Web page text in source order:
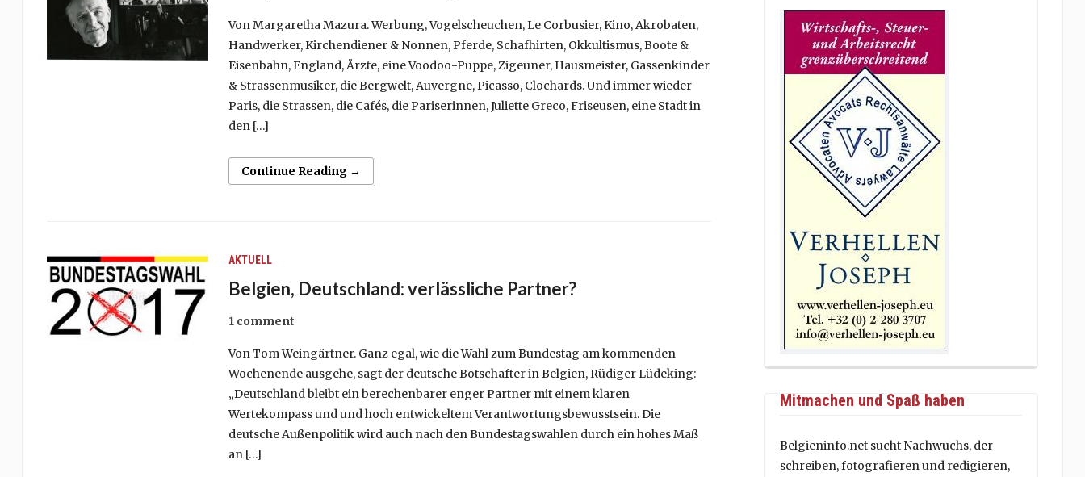
Von Margaretha Mazura. Werbung, Vogelscheuchen, Le Corbusier, Kino, Akrobaten,
Handwerker, Kirchendiener & Nonnen, Pferde, Schafhirten, Okkultismus, Boote &
Eisenbahn, England, Ärzte, eine Voodoo-Puppe, Zigeuner, Hausmeister, Gassenkinder
& Strassenmusiker, die Bergwelt, Auvergne, Picasso, Clochards. Und immer wieder
Paris, die Strassen, die Cafés, die Pariserinnen, Juliette Greco, Friseusen, eine Stadt in
den […]
Continue Reading →
AKTUELL
Belgien, Deutschland: verlässliche Partner?
1 comment
Von Tom Weingärtner. Ganz egal, wie die Wahl zum Bundestag am kommenden
Wochenende ausgehe, sagt der deutsche Botschafter in Belgien, Rüdiger Lüdeking:
„Deutschland bleibt ein berechenbarer enger Partner mit einem klaren
Wertekompass und und hoch entwickeltem Verantwortungsbewusstsein. Die
deutsche Außenpolitik wird auch nach den Bundestagswahlen durch ein hohes Maß
an […]
Mitmachen und Spaß haben
Belgieninfo.net sucht Nachwuchs, der
schreiben, fotografieren und redigieren,